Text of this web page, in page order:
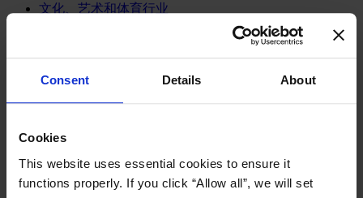
Consent Details About
Cookies
This website uses essential cookies to ensure it
functions properly. If you click “Allow all”, we will set
文化、艺术和体育行业
消费品行业
体育业
消费品
餐饮、旅游与酒店业